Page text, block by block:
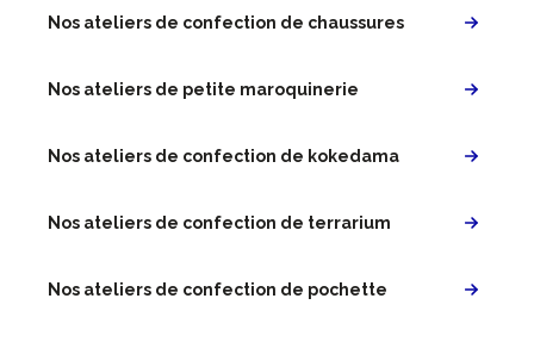
Nos ateliers de confection de chaussures
Nos ateliers de petite maroquinerie
Nos ateliers de confection de kokedama
Nos ateliers de confection de terrarium
Nos ateliers de confection de pochette